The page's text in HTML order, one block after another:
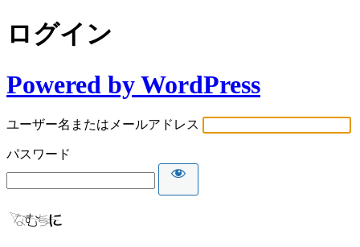
ログイン
Powered by WordPress
ユーザー名またはメールアドレス
パスワード